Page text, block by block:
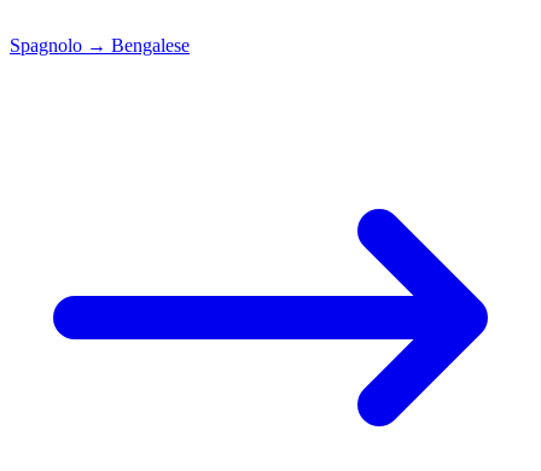
Spagnolo → Bengalese